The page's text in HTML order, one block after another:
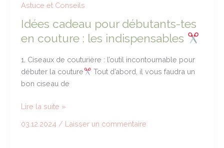
Astuce et Conseils
Idées cadeau pour débutants-tes
en couture : les indispensables
1. Ciseaux de couturière : l’outil incontournable pour
débuter la couture
Tout d’abord, il vous faudra un
bon ciseau de
Idées
pour
Lire la suite »
03.12.2024 / Laisser un commentaire